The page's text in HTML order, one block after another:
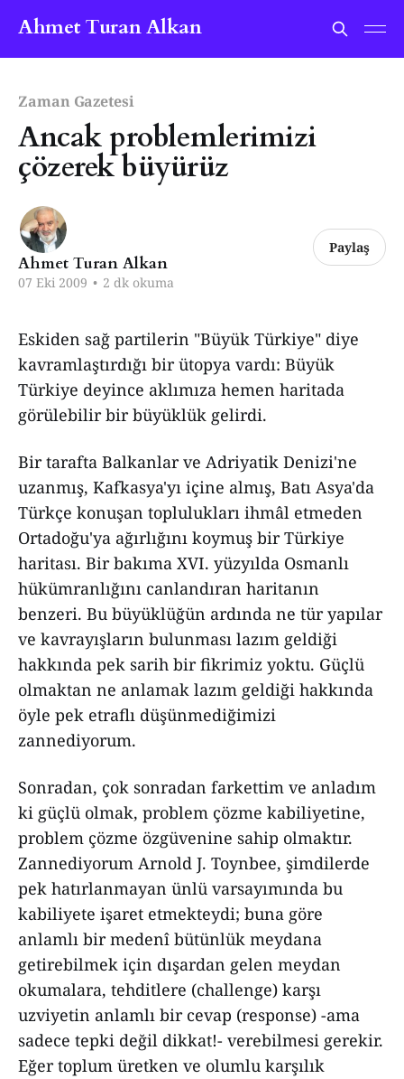
Ahmet Turan Alkan
Zaman Gazetesi
Ancak problemlerimizi
çözerek büyürüz
Ahmet Turan Alkan
07 Eki 2009 • 2 dk okuma
Paylaş
Eskiden sağ partilerin "Büyük Türkiye" diye
kavramlaştırdığı bir ütopya vardı: Büyük
Türkiye deyince aklımıza hemen haritada
görülebilir bir büyüklük gelirdi.
Bir tarafta Balkanlar ve Adriyatik Denizi'ne
uzanmış, Kafkasya'yı içine almış, Batı Asya'da
Türkçe konuşan toplulukları ihmâl etmeden
Ortadoğu'ya ağırlığını koymuş bir Türkiye
haritası. Bir bakıma XVI. yüzyılda Osmanlı
hükümranlığını canlandıran haritanın
benzeri. Bu büyüklüğün ardında ne tür yapılar
ve kavrayışların bulunması lazım geldiği
hakkında pek sarih bir fikrimiz yoktu. Güçlü
olmaktan ne anlamak lazım geldiği hakkında
öyle pek etraflı düşünmediğimizi
zannediyorum.
Sonradan, çok sonradan farkettim ve anladım
ki güçlü olmak, problem çözme kabiliyetine,
problem çözme özgüvenine sahip olmaktır.
Zannediyorum Arnold J. Toynbee, şimdilerde
pek hatırlanmayan ünlü varsayımında bu
kabiliyete işaret etmekteydi; buna göre
anlamlı bir medenî bütünlük meydana
getirebilmek için dışardan gelen meydan
okumalara, tehditlere (challenge) karşı
uzviyetin anlamlı bir cevap (response) -ama
sadece tepki değil dikkat!- verebilmesi gerekir.
Eğer toplum üretken ve olumlu karşılık